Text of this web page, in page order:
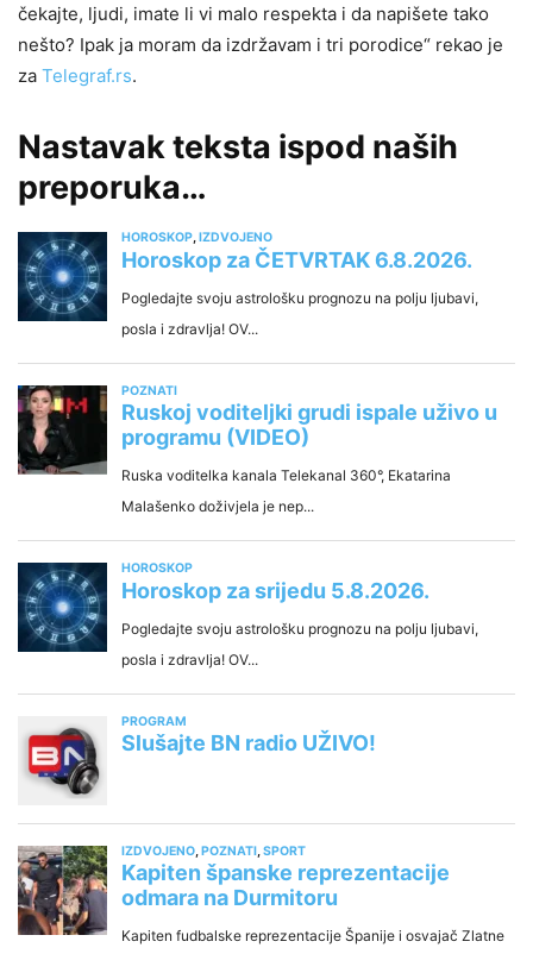
čekajte, ljudi, imate li vi malo respekta i da napišete tako
nešto? Ipak ja moram da izdržavam i tri porodice“ rekao je
za Telegraf.rs.
Nastavak teksta ispod naših
preporuka…